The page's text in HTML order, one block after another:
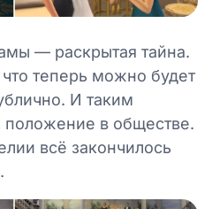
— раскрытая тайна.
теперь можно будет
И таким
положение в обществе.
всё закончилось